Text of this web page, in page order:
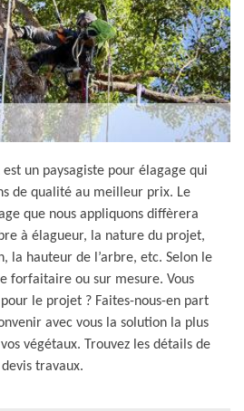
est un paysagiste pour élagage qui
de qualité au meilleur prix. Le
que nous appliquons diffèrera
à élagueur, la nature du projet,
la hauteur de l’arbre, etc. Selon le
forfaitaire ou sur mesure. Vous
le projet ? Faites-nous-en part
avec vous la solution la plus
végétaux. Trouvez les détails de
travaux.